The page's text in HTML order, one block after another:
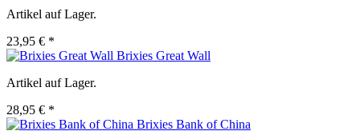
Artikel auf Lager.
23,95 € *
Brixies Great Wall
Artikel auf Lager.
28,95 € *
Brixies Bank of China